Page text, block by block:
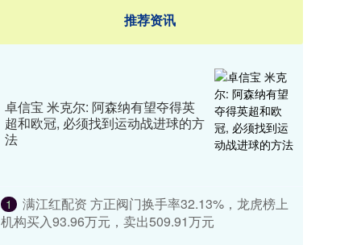
推荐资讯
卓信宝 米克尔: 阿森纳有望夺得英
超和欧冠, 必须找到运动战进球的方
法
1
满江红配资 方正阀门换手率32.13%，龙虎榜上
机构买入93.96万元，卖出509.91万元